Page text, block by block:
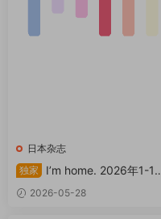
日本杂志
独家
I’m home. 2026年1-12
月共6本 PDF アイムホーム
2026-05-28